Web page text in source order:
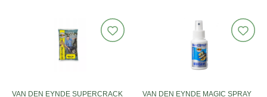
VAN DEN EYNDE SUPERCRACK
VAN DEN EYNDE MAGIC SPRAY